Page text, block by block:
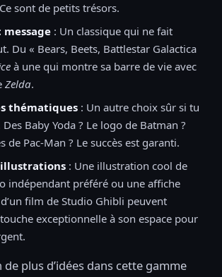
sont de petits trésors.
message : Un classique qui ne fait
Du « Bears, Beets, Battlestar Galactica
à une qui montre sa barre de vie avec
Zelda.
thématiques : Un autre choix sûr si tu
Baby Yoda ? Le logo de Batman ?
de Pac-Man ? Le succès est garanti.
: Une illustration cool de
indépendant préféré ou une affiche
film de Studio Ghibli peuvent
exceptionnelle à son espace pour
de plus d’idées dans cette gamme